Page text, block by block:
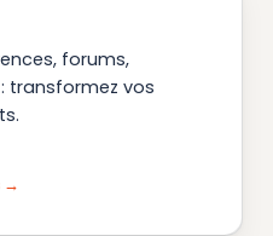
forums,
transformez vos